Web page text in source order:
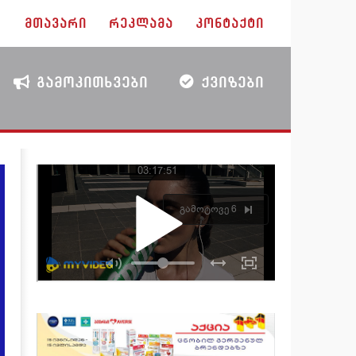
ᲛᲗᲐᲕᲐᲠᲘ ᲠᲔᲙᲚᲐᲛᲐ ᲙᲝᲜᲢᲐᲥᲢᲘ
ᲒᲐᲛᲝᲙᲘᲗᲮᲕᲔᲑᲘ ᲥᲕᲘᲖᲔᲑᲘ